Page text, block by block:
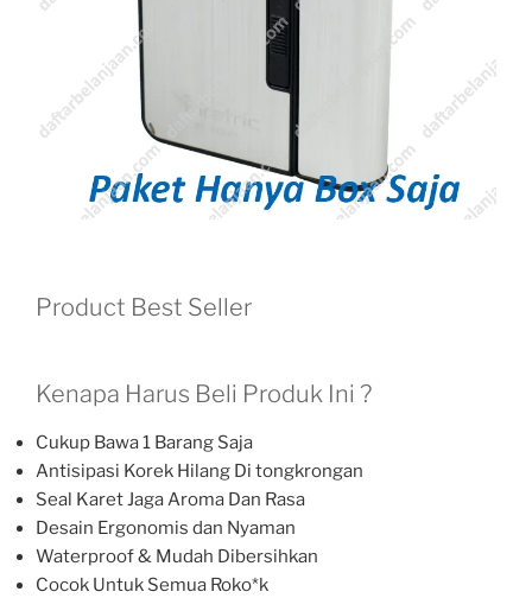
Product Best Seller
Kenapa Harus Beli Produk Ini ?
Cukup Bawa 1 Barang Saja
Antisipasi Korek Hilang Di tongkrongan
Seal Karet Jaga Aroma Dan Rasa
Desain Ergonomis dan Nyaman
Waterproof & Mudah Dibersihkan
Cocok Untuk Semua Roko*k